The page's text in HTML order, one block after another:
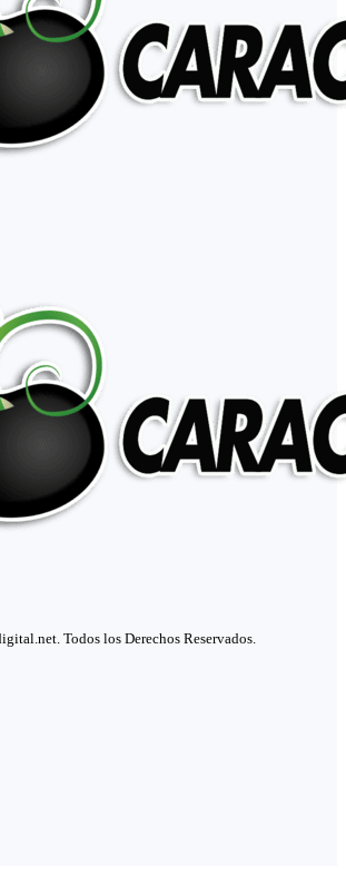
Todos los Derechos Reservados.